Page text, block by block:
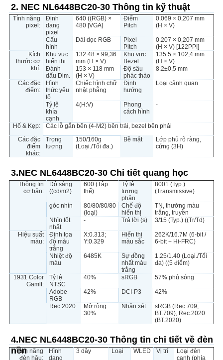
2. NEC NL6448BC20-30 Thông tin kỹ thuật
Tính năng
pixel:
Định
dạng
pixel
640 ((RGB) ×
480 [VGA]
Điểm
Pitch
0.069 × 0,207 mm
(H × V)
Cấu
hình
Dải dọc RGB
Pixel
Pitch
0.207 × 0,207 mm
(H × V) [122PPI]
Kích
thước cơ
khí:
Khu vực
hiển thị
132.48 × 99,36
mm (H × V)
Khu vực
Bezel
135.5 × 102,4 mm
(H × V)
Đánh
dấu Dim.
153 × 118 mm
(H × V)
Độ sâu
phác thảo
8.2±0,5 mm
Các đặc
điểm:
Hình
thức yếu
tố
Chiếc hình chữ
nhật phẳng
Định
hướng
Loại cảnh quan
Tỷ lệ
khía
cạnh
4(H:V)
Phong
cách hình
-
Hố & Kẹp:
Các lỗ gắn bên (4-M2) bên trái, bezel bên phải
Các đặc
điểm
khác:
Trọng
lượng
150/160g
(Loại./Tối đa.)
Bề mặt
Lớp phủ rõ ràng,
cứng (3H)
3.NEC NL6448BC20-30 Chi tiết quang học
Thông tin
cơ bản:
Độ sáng
((cd/m2)
600 (Tập
thể)
Tỷ lệ
tương
phản
8001 (Typ.)
(Transmissive)
góc nhìn
80/80/80/80
(loại)
Chế độ
hiển thị
TN, thường màu
trắng, truyền
Nhìn tốt
nhất
- Trả lời (s) 3/15 (Typ.) ((Tr/Td)
Hiệu suất
màu:
Định tọa
độ màu
trắng
X:0.313;
Y:0.329
Hiển thị
màu sắc
262K/16.7M (6-bit /
6-bit + Hi-FRC)
Nhiệt độ
màu
6485K
Sự đồng
nhất màu
trắng
1.25/1.40 (Loại./Tối
đa) ((5 điểm)
1931 Color
Gamlt:
Tỷ lệ
NTSC
40% sRGB 57% phủ sóng
Adobe
RGB
42% DCI-P3 42%
Rec.2020
Mở rộng
30%
Nhận xét
sRGB (Rec.709,
BT.709), Rec.2020
(BT.2020)
4.NEC NL6448BC20-30 Thông tin chi tiết về đèn
nền
Tính năng
đèn hậu:
Hình
dạng
3 dây Loại WLED Vị trí
Loại đèn
cạnh (phía